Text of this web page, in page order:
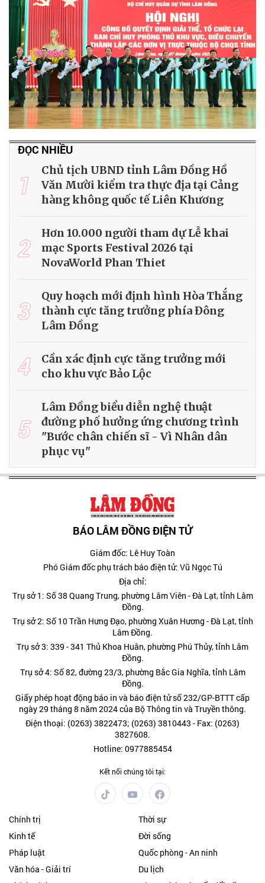
ĐỌC NHIỀU
1
Chủ tịch UBND tỉnh Lâm Đồng Hồ
Văn Mười kiểm tra thực địa tại Cảng
hàng không quốc tế Liên Khương
2
Hơn 10.000 người tham dự Lễ khai
mạc Sports Festival 2026 tại
NovaWorld Phan Thiet
3
Quy hoạch mới định hình Hòa Thắng
thành cực tăng trưởng phía Đông
Lâm Đồng
4
Cần xác định cực tăng trưởng mới
cho khu vực Bảo Lộc
5
Lâm Đồng biểu diễn nghệ thuật
đường phố hưởng ứng chương trình
"Bước chân chiến sĩ - Vì Nhân dân
phục vụ"
BÁO LÂM ĐỒNG ĐIỆN TỬ
Giám đốc: Lê Huy Toàn
Phó Giám đốc phụ trách báo điện tử: Vũ Ngọc Tú
Địa chỉ:
Trụ sở 1: Số 38 Quang Trung, phường Lâm Viên - Đà Lạt, tỉnh Lâm
Đồng.
Trụ sở 2: Số 10 Trần Hưng Đạo, phường Xuân Hương - Đà Lạt, tỉnh
Lâm Đồng.
Trụ sở 3: 339 - 341 Thủ Khoa Huân, phường Phú Thủy, tỉnh Lâm
Đồng.
Trụ sở 4: Số 82, đường 23/3, phường Bắc Gia Nghĩa, tỉnh Lâm
Đồng.
Giấy phép hoạt động báo in và báo điện tử số 232/GP-BTTT cấp
ngày 29 tháng 8 năm 2024 của Bộ Thông tin và Truyền thông.
Điện thoại: (0263) 3822473; (0263) 3810443 - Fax: (0263)
3827608.
Hotline: 0977885454
Kết nối chúng tôi tại:
Chính trị
Thời sự
Kinh tế
Đời sống
Pháp luật
Quốc phòng - An ninh
Văn hóa - Giải trí
Du lịch